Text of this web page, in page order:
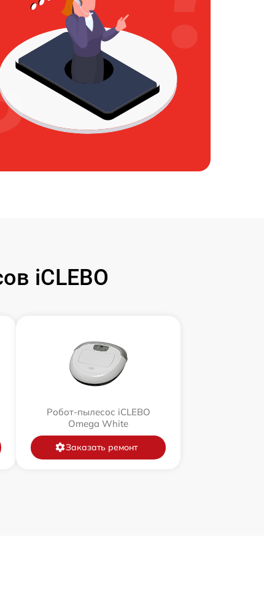
iCLEBO
Робот-пылесос iCLEBO
Omega White
Заказать ремонт